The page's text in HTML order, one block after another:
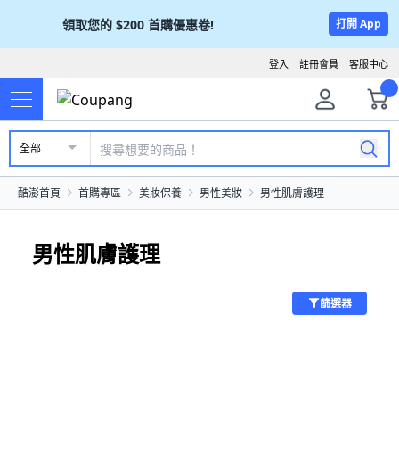
領取您的 $200 首購優惠卷! 打開 App
客服中心
註冊會員
登入
全部
酷澎首頁 首購專區 美妝保養 男性美妝 男性肌膚護理
男性肌膚護理
篩選器